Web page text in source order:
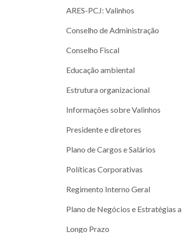
ARES-PCJ: Valinhos
Conselho de Administração
Conselho Fiscal
Educação ambiental
Estrutura organizacional
Informações sobre Valinhos
Presidente e diretores
Plano de Cargos e Salários
Políticas Corporativas
Regimento Interno Geral
Plano de Negócios e Estratégias a
Longo Prazo